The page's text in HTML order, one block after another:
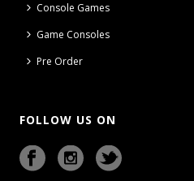
Console Games
Game Consoles
Pre Order
FOLLOW US ON